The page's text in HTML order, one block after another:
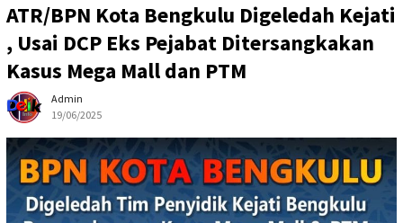
ATR/BPN Kota Bengkulu Digeledah Kejati
, Usai DCP Eks Pejabat Ditersangkakan
Kasus Mega Mall dan PTM
Admin
19/06/2025